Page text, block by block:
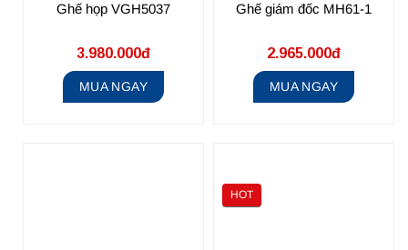
Ghế họp VGH5037
3.980.000đ
MUA NGAY
Ghế giám đốc MH61-1
2.965.000đ
MUA NGAY
HOT